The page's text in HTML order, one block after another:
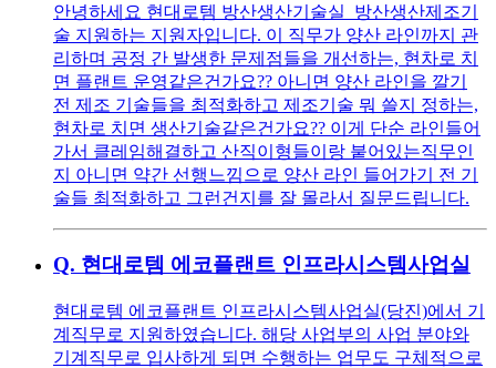
안녕하세요 현대로템 방산생산기술실_방산생산제조기
술 지원하는 지원자입니다. 이 직무가 양산 라인까지 관
리하며 공정 간 발생한 문제점들을 개선하는, 현차로 치
면 플랜트 운영같은건가요?? 아니면 양산 라인을 깔기
전 제조 기술들을 최적화하고 제조기술 뭐 쓸지 정하는,
현차로 치면 생산기술같은건가요?? 이게 단순 라인들어
가서 클레임해결하고 산직이형들이랑 붙어있는직무인
지 아니면 약간 선행느낌으로 양산 라인 들어가기 전 기
술들 최적화하고 그런건지를 잘 몰라서 질문드립니다.
Q. 현대로템 에코플랜트 인프라시스템사업실
현대로템 에코플랜트 인프라시스템사업실(당진)에서 기
계직무로 지원하였습니다. 해당 사업부의 사업 분야와
기계직무로 입사하게 되면 수행하는 업무도 구체적으로